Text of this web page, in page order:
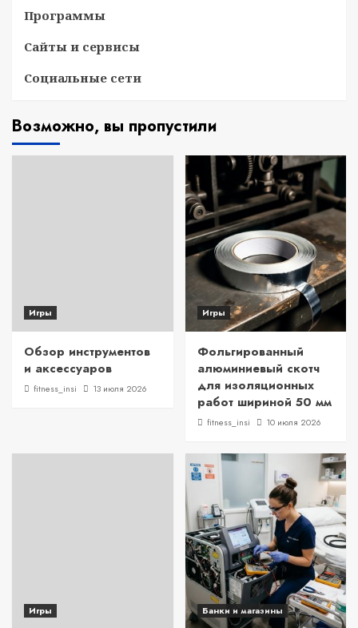
Программы
Сайты и сервисы
Социальные сети
Возможно, вы пропустили
Игры
Обзор инструментов
и аксессуаров
fitness_insi 13 июля 2026
Игры
Фольгированный
алюминиевый скотч
для изоляционных
работ шириной 50 мм
fitness_insi 10 июля 2026
Игры Банки и магазины